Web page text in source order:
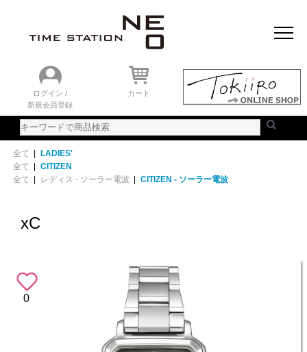
ログイン /
新規会員登録
カート
全て | LADIES'
全て | CITIZEN
全て | レディス - ソーラー電波 | CITIZEN - ソーラー電波
xC
0
おすすめアイテム
ニュース＆トピック
時計を探す
ランキング
ご利用ガイド